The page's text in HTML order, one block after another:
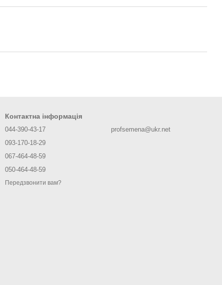
Контактна інформація
044-390-43-17
093-170-18-29
067-464-48-59
050-464-48-59
Передзвонити вам?
profsemena@ukr.net